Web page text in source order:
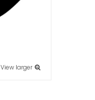
View larger